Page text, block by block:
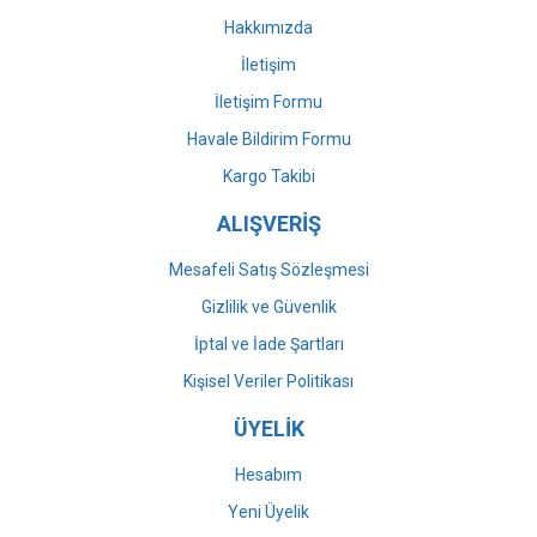
Gönder
Hakkımızda
İletişim
İletişim Formu
Havale Bildirim Formu
Kargo Takibi
ALIŞVERİŞ
Mesafeli Satış Sözleşmesi
Gizlilik ve Güvenlik
İptal ve İade Şartları
Kişisel Veriler Politikası
ÜYELİK
Hesabım
Yeni Üyelik